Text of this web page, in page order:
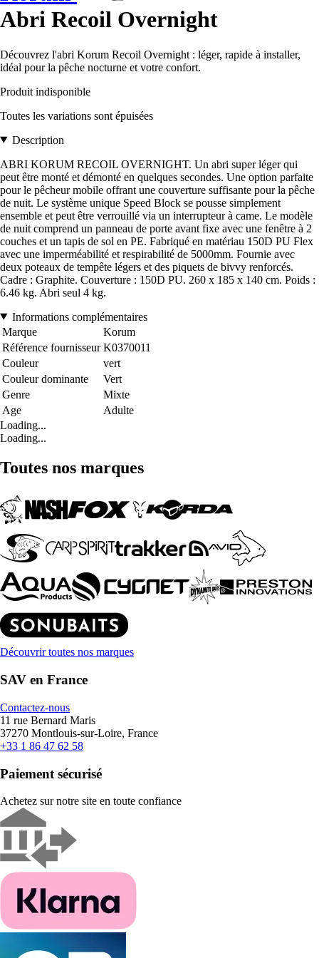
Abri Recoil Overnight
Découvrez l'abri Korum Recoil Overnight : léger, rapide à installer,
idéal pour la pêche nocturne et votre confort.
Produit indisponible
Toutes les variations sont épuisées
Description
ABRI KORUM RECOIL OVERNIGHT. Un abri super léger qui
peut être monté et démonté en quelques secondes. Une option parfaite
pour le pêcheur mobile offrant une couverture suffisante pour la pêche
de nuit. Le système unique Speed Block se pousse simplement
ensemble et peut être verrouillé via un interrupteur à came. Le modèle
de nuit comprend un panneau de porte avant fixe avec une fenêtre à 2
couches et un tapis de sol en PE. Fabriqué en matériau 150D PU Flex
avec une imperméabilité et respirabilité de 5000mm. Fournie avec
deux poteaux de tempête légers et des piquets de bivvy renforcés.
Cadre : Graphite. Couverture : 150D PU. 260 x 185 x 140 cm. Poids :
6.46 kg. Abri seul 4 kg.
Informations complémentaires
Marque
Korum
Référence fournisseur K0370011
Couleur
vert
Couleur dominante
Vert
Genre
Mixte
Age
Adulte
Loading...
Loading...
Toutes nos marques
Découvrir toutes nos marques
SAV en France
Contactez-nous
11 rue Bernard Maris
37270 Montlouis-sur-Loire, France
+33 1 86 47 62 58
Paiement sécurisé
Achetez sur notre site en toute confiance